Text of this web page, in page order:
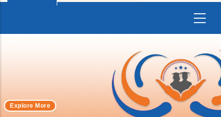
Explore More